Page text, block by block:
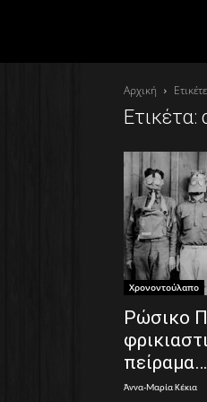
Αρχική
Ετικέτα:
Χρονοντούλαπο
Ρώσικο
Άννα-Μαρία Κέκια